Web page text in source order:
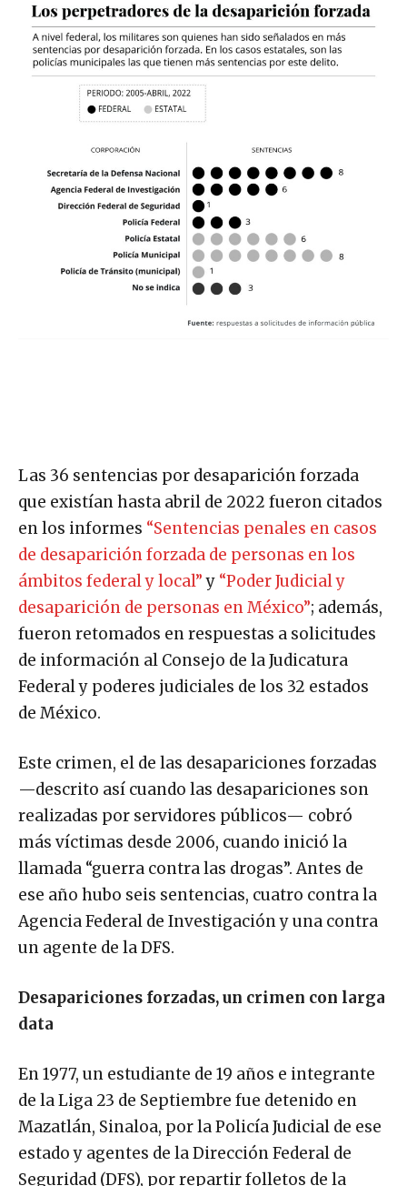
Las 36 sentencias por desaparición forzada
que existían hasta abril de 2022 fueron citados
en los informes “Sentencias penales en casos
de desaparición forzada de personas en los
ámbitos federal y local”y “Poder Judicial y
desaparición de personas en México”; además,
fueron retomados en respuestas a solicitudes
de información al Consejo de la Judicatura
Federal y poderes judiciales de los 32 estados
de México.
Este crimen, el de las desapariciones forzadas
—descrito así cuando las desapariciones son
realizadas por servidores públicos— cobró
más víctimas desde 2006, cuando inició la
llamada “guerra contra las drogas”. Antes de
ese año hubo seis sentencias, cuatro contra la
Agencia Federal de Investigación y una contra
un agente de la DFS.
Desapariciones forzadas, un crimen con larga
data
En 1977, un estudiante de 19 años e integrante
de la Liga 23 de Septiembre fue detenido en
Mazatlán, Sinaloa, por la Policía Judicial de ese
estado y agentes de la Dirección Federal de
Seguridad (DFS), por repartir folletos de la